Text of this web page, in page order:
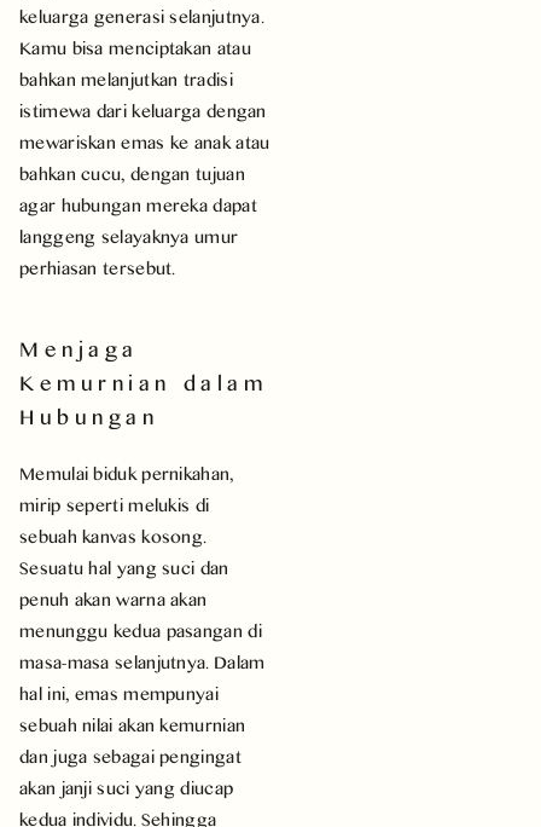
keluarga generasi selanjutnya.
Kamu bisa menciptakan atau
bahkan melanjutkan tradisi
istimewa dari keluarga dengan
mewariskan emas ke anak atau
bahkan cucu, dengan tujuan
agar hubungan mereka dapat
langgeng selayaknya umur
perhiasan tersebut.
Menjaga
Kemurnian dalam
Hubungan
Memulai biduk pernikahan,
mirip seperti melukis di
sebuah kanvas kosong.
Sesuatu hal yang suci dan
penuh akan warna akan
menunggu kedua pasangan di
masa-masa selanjutnya. Dalam
hal ini, emas mempunyai
sebuah nilai akan kemurnian
dan juga sebagai pengingat
akan janji suci yang diucap
kedua individu. Sehingga